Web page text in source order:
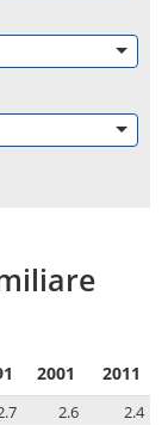
2001 2011
2.6
2.4